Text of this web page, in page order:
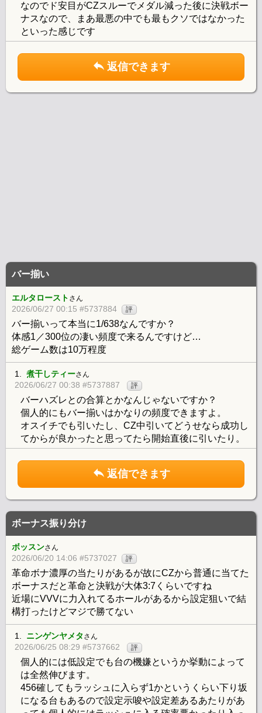
なのでド安目がCZスルーでメダル減った後に決戦ボー
ナスなので、まあ最悪の中でも最もクソではなかった
といった感じです
返信できます
バー揃い
エルタロースト さん
2026/06/27 00:15 #5737884 評
バー揃いって本当に1/638なんですか？
体感1／300位の凄い頻度で来るんですけど…
総ゲーム数は10万程度
1. 煮干しティーさん
2026/06/27 00:38 #5737887 評
バーハズレとの合算とかなんじゃないですか？
個人的にもバー揃いはかなりの頻度できますよ。
オスイチでも引いたし、CZ中引いてどうせなら成功し
てからが良かったと思ってたら開始直後に引いたり。
返信できます
ボーナス振り分け
ボッスンさん
2026/06/20 14:06 #5737027 評
革命ボナ濃厚の当たりがあるが故にCZから普通に当てた
ボーナスだと革命と決戦が大体3:7くらいですね
近場にVVVに力入れてるホールがあるから設定狙いで結
構打ったけどマジで勝てない
1. ニンゲンヤメタ さん
2026/06/25 08:29 #5737662 評
個人的には低設定でも台の機嫌というか挙動によって
は全然伸びます。
456確してもラッシュに入らず1かというくらい下り坂
になる台もあるので設定示唆や設定差あるあたりがあ